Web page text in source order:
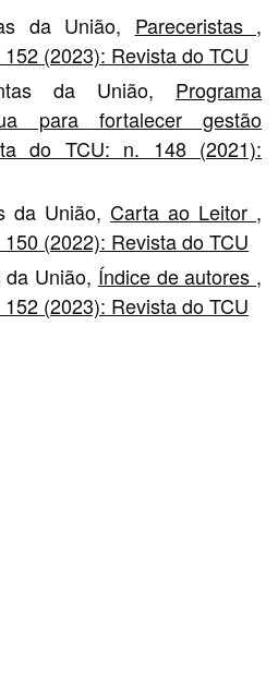
da União, Pareceristas ,
(2023): Revista do TCU
da União, Programa
para fortalecer gestão
do TCU: n. 148 (2021):
da União, Carta ao Leitor ,
(2022): Revista do TCU
União, Índice de autores ,
(2023): Revista do TCU